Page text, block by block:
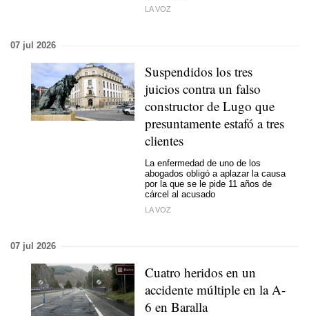
LA VOZ
07 jul 2026
Suspendidos los tres
juicios contra un falso
constructor de Lugo que
presuntamente estafó a tres
clientes
La enfermedad de uno de los
abogados obligó a aplazar la causa
por la que se le pide 11 años de
cárcel al acusado
LA VOZ
07 jul 2026
Cuatro heridos en un
accidente múltiple en la A-
6 en Baralla